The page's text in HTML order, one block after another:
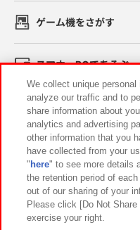
ゲーム機をさがす
スマホ・PCであそぶ
イベント・キャンペーン
関連会社 サステ
プライバシーポリシー
お取引先さまととも
We collect unique
analyze our traffic and to
share information about
analytics and advertising
other information that you
have collected from your
" here" to see more details
the retention period of
out of our sharing of your
Please click [Do Not
exercise your right.